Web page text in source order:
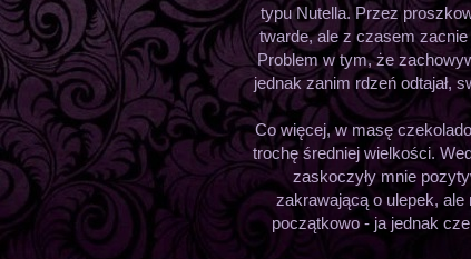
typu Nutella. Przez
twarde, ale z czasem zacnie
Problem w tym, że
jednak zanim rdzeń odtajał,
Co więcej, w masę
trochę średniej wielkości.
zaskoczyły mnie
zakrawającą o ulepek,
początkowo - ja jednak